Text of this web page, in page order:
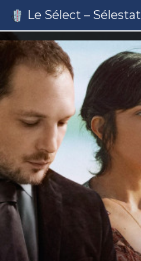
Le Sélect – Sélestat